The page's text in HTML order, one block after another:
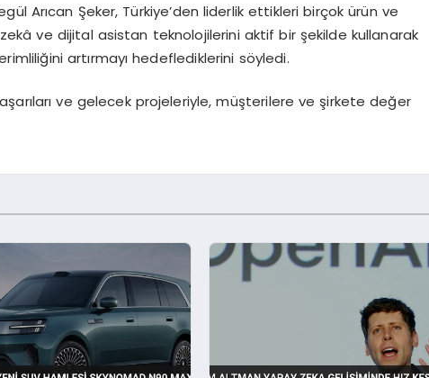
Arıcan Şeker, Türkiye’den liderlik ettikleri birçok ürün ve
ve dijital asistan teknolojilerini aktif bir şekilde kullanarak
artırmayı hedeflediklerini söyledi.
ve gelecek projeleriyle, müşterilere ve şirkete değer